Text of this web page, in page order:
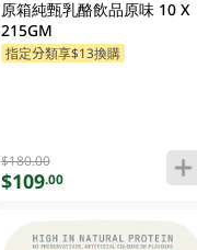
原箱純甄乳酪飲品原味 10 X
215GM
指定分類享$13換購
$180.00
$109.00